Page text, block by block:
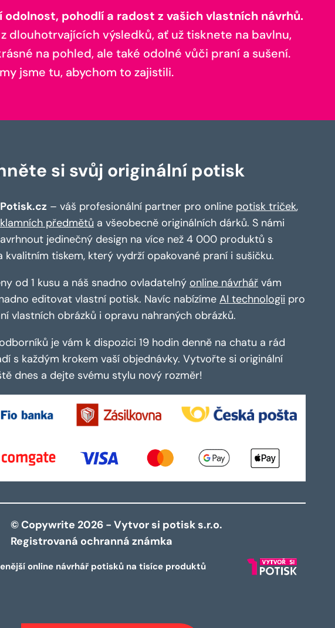
pohodlí a radost z vašich vlastních návrhů.
dlouhotrvajících výsledků, ať už tisknete na bavlnu,
na pohled, ale také odolné vůči praní a sušení.
jsme tu, abychom to zajistili.
si svůj originální potisk
– váš profesionální partner pro online potisk triček,
předmětů a všeobecně originálních dárků. S námi
jedinečný design na více než 4 000 produktů s
kvalitním tiskem, který vydrží opakované praní i sušičku.
od 1 kusu a náš snadno ovladatelný online návrhář vám
editovat vlastní potisk. Navíc nabízíme AI technologii pro
vlastních obrázků i opravu nahraných obrázků.
je vám k dispozici 19 hodin denně na chatu a rád
s každým krokem vaší objednávky. Vytvořte si originální
dnes a dejte svému stylu nový rozměr!
© Copywrite 2026 - Vytvor si potisk s.r.o.
Registrovaná ochranná známka
online návrhář potisků na tisíce produktů